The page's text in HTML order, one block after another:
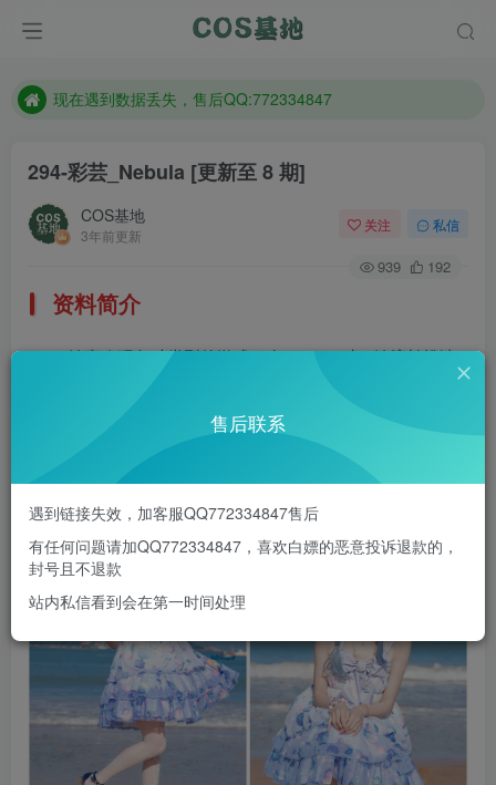
现在遇到数据丢失，售后QQ:772334847
想看那个coser作品，请在搜索框搜索
294-彩芸_Nebula [更新至 8 期]
COS基地
3年前更新
关注 私信
939 192
资料简介
她喜欢玩各种类型的游戏，在cosplay时，她擅长扮演
动漫、游戏等作品中的人物形象,总能准确还原角色的特征。
部分预览
售后联系
遇到链接失效，加客服QQ772334847售后
有任何问题请加QQ772334847，喜欢白嫖的恶意投诉退款的，
封号且不退款
站内私信看到会在第一时间处理